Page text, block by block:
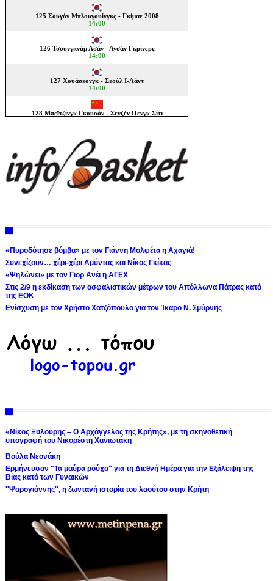
«Πυροδότησε βόμβα» με τον Γιάννη Μολφέτα η Αχαγιά!
Συνεχίζουν… χέρι-χέρι Αμύντας και Νίκος Γκίκας
«Ψηλώνει» με τον Γιορ Ανέι η ΑΓΕΧ
Στις 2/9 η εκδίκαση των ασφαλιστικών μέτρων του Απόλλωνα Πάτρας κατά
της ΕΟΚ
Ενίσχυση με τον Χρήστο Χατζόπουλο για τον Ίκαρο Ν. Σμύρνης
«Νίκος Ξυλούρης – Ο Αρχάγγελος της Κρήτης», με τη σκηνοθετική
υπογραφή του Νικορέστη Χανιωτάκη
Βούλα Νεονάκη
Ερμήνευσαν "Τα μαύρα ρούχα" για τη Διεθνή Ημέρα για την Εξάλειψη της
Βίας κατά των Γυναικών
''Ψαρογιάννης'', η ζωντανή ιστορία του λαούτου στην Κρήτη